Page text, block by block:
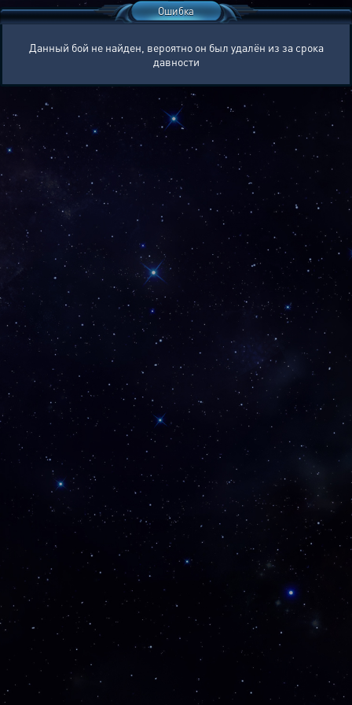
Ошибка
Данный бой не найден, вероятно он был удалён из за срока
давности